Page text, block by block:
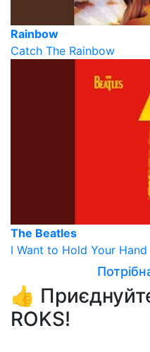
Rainbow
Catch The Rainbow
The Beatles
I Want to Hold Your Hand
👍
ROKS!